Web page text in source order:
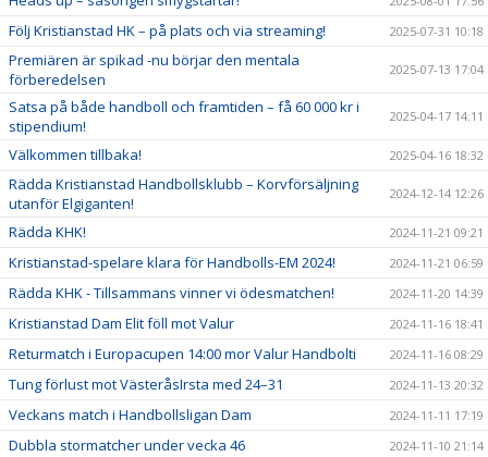
Följ Kristianstad HK – på plats och via streaming! 2025-07-31 10:18
Premiären är spikad -nu börjar den mentala
förberedelsen
2025-07-13 17:04
Satsa på både handboll och framtiden – få 60 000 kr i
stipendium!
2025-04-17 14:11
Välkommen tillbaka! 2025-04-16 18:32
Rädda Kristianstad Handbollsklubb – Korvförsäljning
utanför Elgiganten!
2024-12-14 12:26
Rädda KHK! 2024-11-21 09:21
Kristianstad-spelare klara för Handbolls-EM 2024! 2024-11-21 06:59
Rädda KHK - Tillsammans vinner vi ödesmatchen! 2024-11-20 14:39
Kristianstad Dam Elit föll mot Valur 2024-11-16 18:41
Returmatch i Europacupen 14:00 mor Valur Handbolti 2024-11-16 08:29
Tung förlust mot VästeråsIrsta med 24–31 2024-11-13 20:32
Veckans match i Handbollsligan Dam 2024-11-11 17:19
Dubbla stormatcher under vecka 46 2024-11-10 21:14